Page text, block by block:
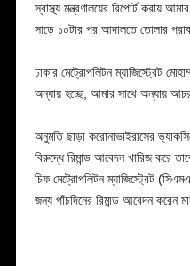
স্বাস্থ্য মন্ত্রণালয়ের রিপোর্ট করায়
সাড়ে ১০টার পর আদালতে তোলার
ঢাকার মেট্রোপলিটন ম্যাজিস্ট্রেট
অন্যায় হচ্ছে, আমার সাথে অন্যায়
অনুমতি ছাড়া করোনাভাইরাসের
বিরুদ্ধে রিমান্ড আবেদন খারিজ করে
চিফ মেট্রোপলিটন ম্যাজিস্ট্রেট
জন্য পাঁচদিনের রিমান্ড আবেদন করেন